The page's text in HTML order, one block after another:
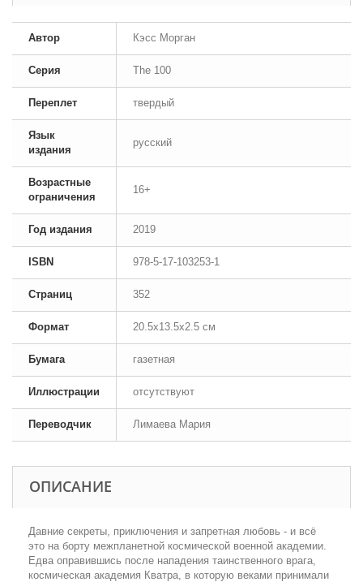
Автор Кэсс Морган
Серия The 100
Переплет твердый
Язык
издания
русский
Возрастные
ограничения
16+
Год издания 2019
ISBN 978-5-17-103253-1
Страниц 352
Формат 20.5x13.5x2.5 см
Бумага газетная
Иллюстрации отсутствуют
Переводчик Лимаева Мария
ОПИСАНИЕ
Давние секреты, приключения и запретная любовь - и всё
это на борту межпланетной космической военной академии.
Едва оправившись после нападения таинственного врага,
космическая академия Кватра, в которую веками принимали